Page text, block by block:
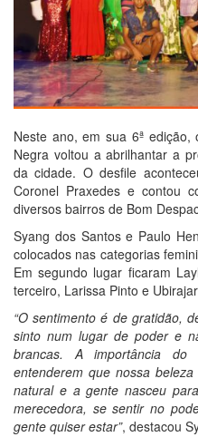
Neste ano, em sua 6ª
Negra voltou a abrilhantar a
da cidade. O desfile
Coronel Praxedes e contou
diversos bairros de Bom
Syang dos Santos e Paulo
colocados nas categorias
Em segundo lugar ficaram
terceiro, Larissa Pinto e
“O sentimento é de gratidão,
sinto num lugar de poder e
brancas. A importância
entenderem que nossa
natural e a gente nasceu
merecedora, se sentir no
gente quiser estar”, destacou